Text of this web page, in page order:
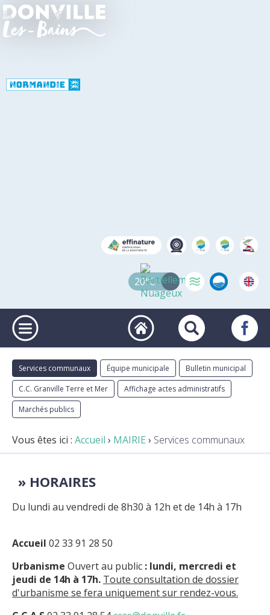
20°C
Services communaux Équipe municipale
Bulletin municipal
C.C. Granville Terre et Mer
Affichage actes administratifs
Marchés publics
Vous êtes ici : Accueil › MAIRIE › Services communaux
HORAIRES
Du lundi au vendredi de 8h30 à 12h et de 14h à 17h
Accueil 02 33 91 28 50
Urbanisme Ouvert au public : lundi, mercredi et
jeudi de 14h à 17h. Toute consultation de dossier
d'urbanisme se fera uniquement sur rendez-vous.